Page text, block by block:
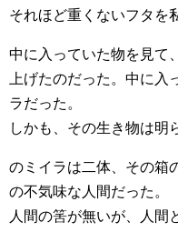
それほど重くないフタを
中に入っていた物を見て
上げたのだった。中に
ラだった。
しかも、その生き物は明
のミイラは二体、その箱
の不気味な人間だった。
人間の筈が無いが、人間